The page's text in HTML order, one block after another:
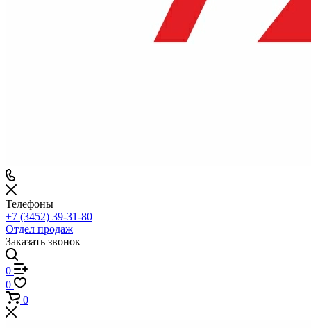
Телефоны
+7 (3452) 39-31-80
Отдел продаж
Заказать звонок
0
0
0